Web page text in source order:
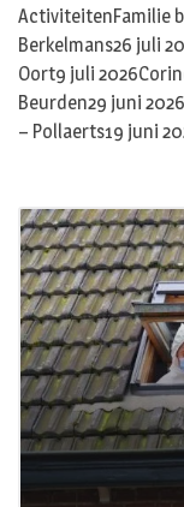
ActiviteitenFamilie
Berkelmans26 juli
Oort9 juli
Beurden29 juni
– Pollaerts19 juni